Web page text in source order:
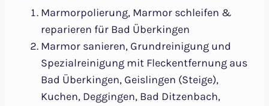
Marmorpolierung, Marmor schleifen &
reparieren für Bad Überkingen
Marmor sanieren, Grundreinigung und
Spezialreinigung mit Fleckentfernung aus
Bad Überkingen, Geislingen (Steige),
Kuchen, Deggingen, Bad Ditzenbach,